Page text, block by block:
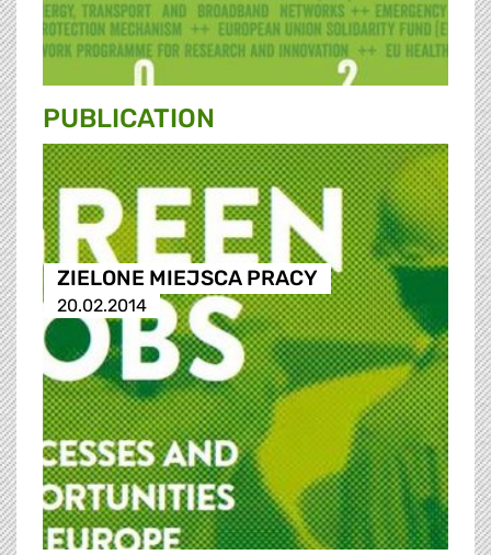
PUBLICATION
ZIELONE MIEJSCA PRACY
20.02.2014